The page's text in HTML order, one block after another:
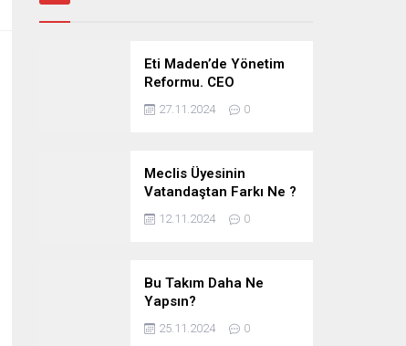
Eti Maden’de Yönetim
Reformu. CEO
Modeli’nde Kadro /
Taşeron İşçilik Ayrımı
27.11.2024 0
Meclis Üyesinin
Vatandaştan Farkı Ne ?
12.11.2024 0
Bu Takım Daha Ne
Yapsın?
25.11.2024 0